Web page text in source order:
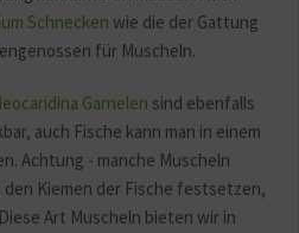
Schnecken wie die der Gattung
für Muscheln.
Garnelen sind ebenfalls
auch Fische kann man in einem
Achtung - manche Muscheln
Kiemen der Fische festsetzen,
Art Muscheln bieten wir in